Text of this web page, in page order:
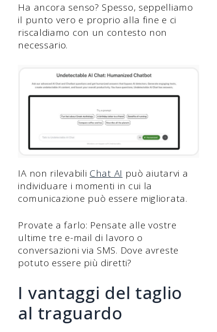
Ha ancora senso? Spesso, seppelliamo
il punto vero e proprio alla fine e ci
riscaldiamo con un contesto non
necessario.
IA non rilevabili Chat AI può aiutarvi a
individuare i momenti in cui la
comunicazione può essere migliorata.
Provate a farlo: Pensate alle vostre
ultime tre e-mail di lavoro o
conversazioni via SMS. Dove avreste
potuto essere più diretti?
I vantaggi del taglio
al traguardo